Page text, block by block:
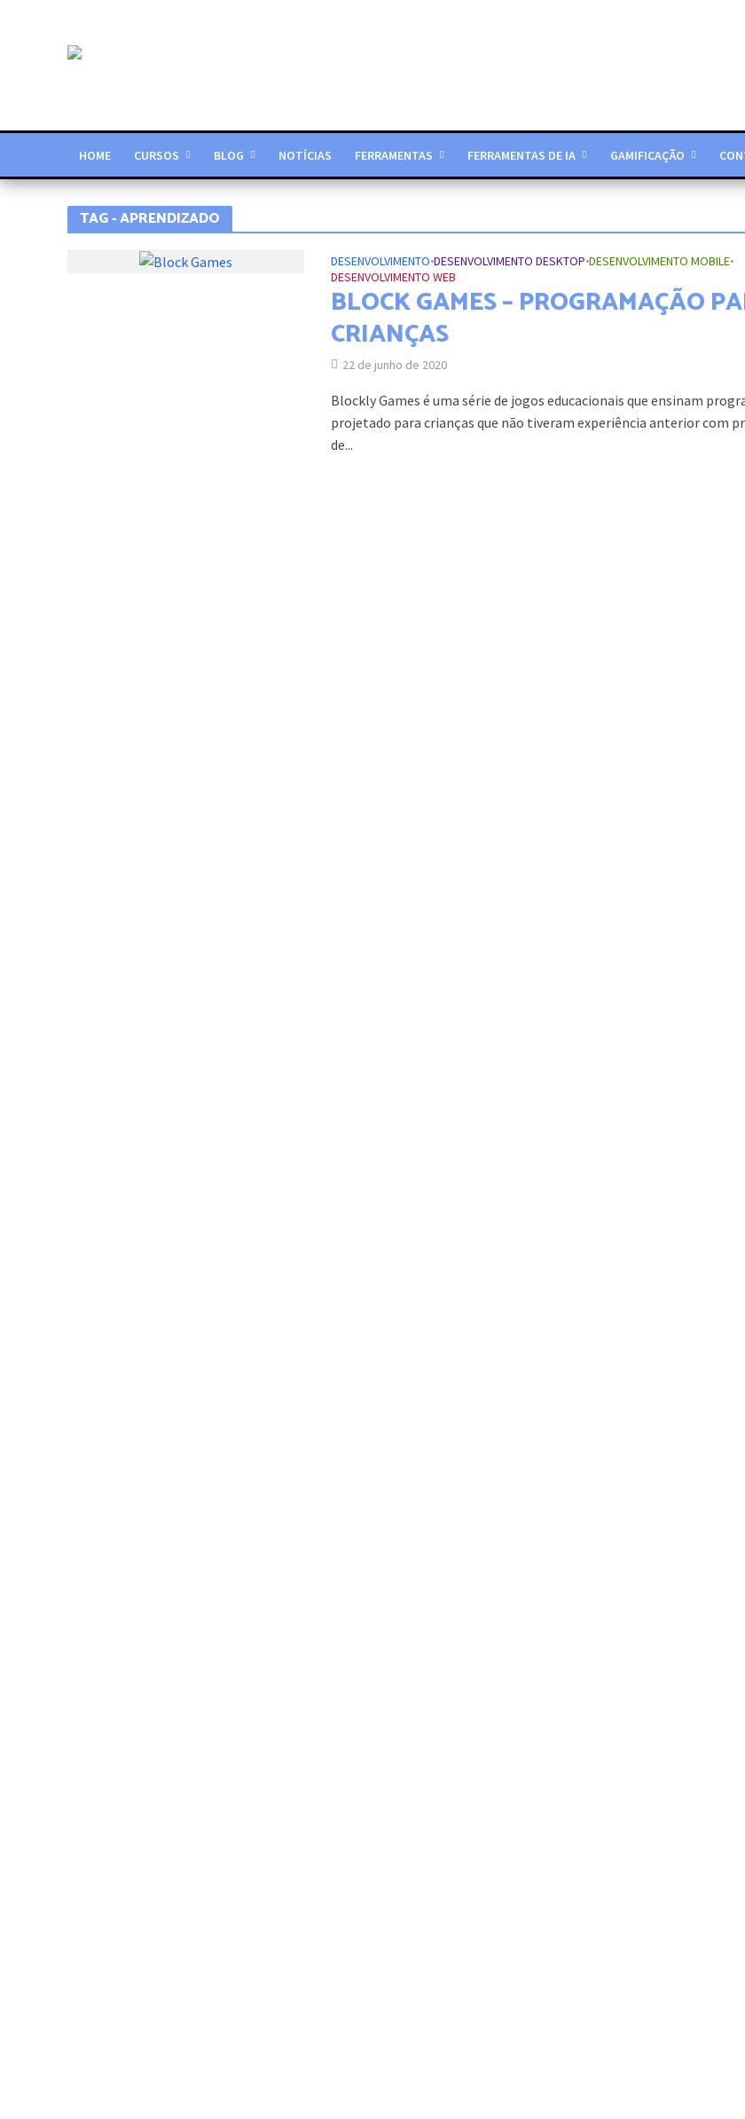
HOME CURSOS BLOG NOTÍCIAS FERRAMENTAS FERRAMENTAS DE IA GAMIFICAÇÃO
TAG - APRENDIZADO
DESENVOLVIMENTO•DESENVOLVIMENTO DESKTOP•DESENVOLVIMENTO MOBILE•
DESENVOLVIMENTO WEB
BLOCK GAMES – PROGRAMAÇÃO
CRIANÇAS
22 de junho de 2020
Blockly Games é uma série de jogos educacionais que ensinam
projetado para crianças que não tiveram experiência anterior com
de...